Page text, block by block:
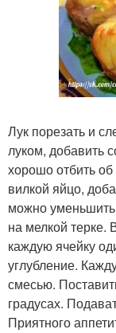
Лук порезать и
луком, добавить
хорошо отбить
вилкой яйцо,
можно уменьшить
на мелкой терке.
каждую ячейку
углубление.
смесью.
градусах.
Приятного